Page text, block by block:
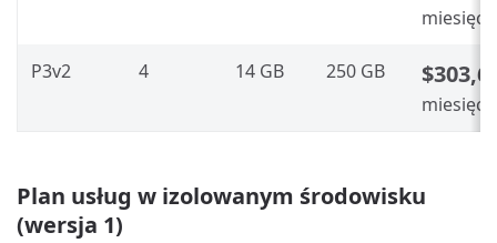
P3v2 4 14 GB 250 GB
Plan usług w izolowanym środowisku
(wersja 1)